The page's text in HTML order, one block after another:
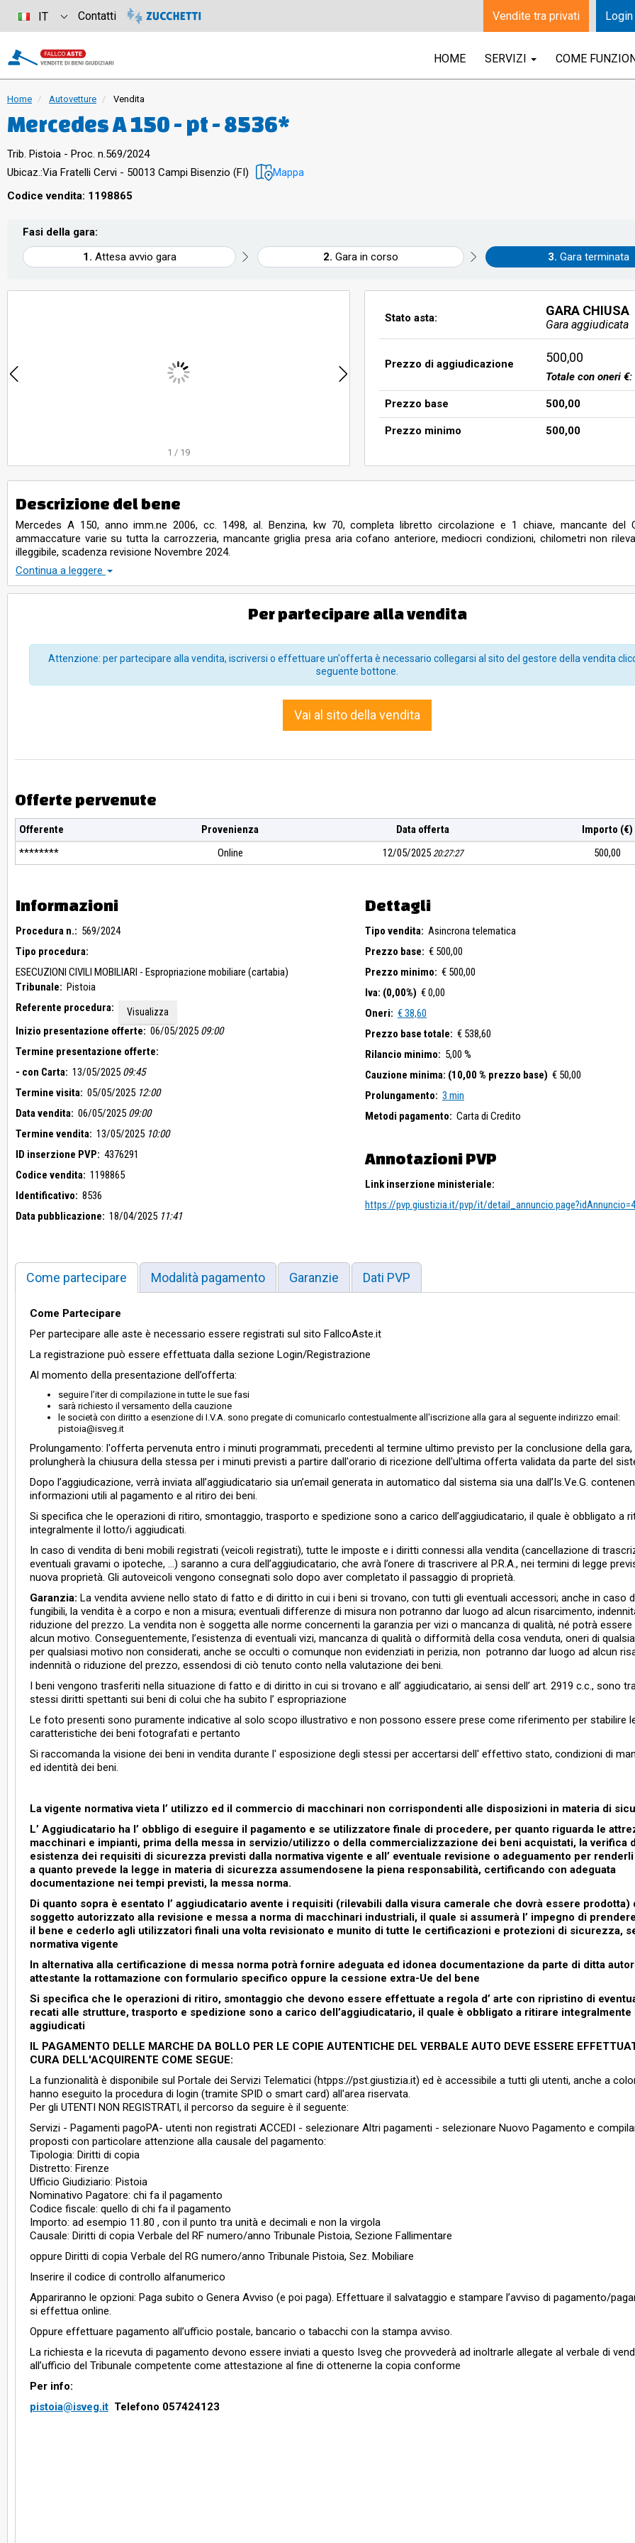
HOME SERVIZI COME
Home Autovetture Vendita
Mercedes A 150 - pt - 8536*
Trib. Pistoia - Proc. n.569/2024
Ubicaz.:Via Fratelli Cervi - 50013 Campi Bisenzio (FI) Mappa
Codice vendita: 1198865
Fasi della gara:
Attesa avvio gara
Gara in corso Gara terminata
1 / 19
Stato asta: GARA CHIUSA
Gara aggiudicata
Prezzo di aggiudicazione 500,00
Totale con oneri €:
Prezzo base 500,00
Prezzo minimo 500,00
Descrizione del bene
Mercedes A 150, anno imm.ne 2006, cc. 1498, al. Benzina, kw 70, completa libretto circolazione e 1 chiave, mancante del
ammaccature varie su tutta la carrozzeria, mancante griglia presa aria cofano anteriore, mediocri condizioni, chilometri non
illeggibile, scadenza revisione Novembre 2024.
Da visura risulta 1 trascrizione di pignoramento
L’ esposizione del bene sopra descritto sarà effettuata il giorno 06 MAGGIO dalle 9.30 alle 10.00 in Capalle (FI) Via F.lli Cervi 77/
Isveg, previo appuntamento da confermare tramite mail con Isveg di Pistoia.Si consiglia la visione dei beni durante
accertarsi dell’effettivo stato di condizione degli stessi Eventuali spese di cancellazione di trascrizioni ipotecarie,
amministrativi sono a carico dell'acquirente e per i corrispondenti costi di cancellazione è opportuno contattare
ATTESTANTE IL PASSAGGIO DI PROPRIETA’ DEL MEZZO PRESSO IL PUBBLICO REGISTRO AUTOMOBILISTICO – P.R.A. OVVERO
COMPETENTI E VIENE DEMANDATA ALL’ ACQUIRENTE OGNI RESPONSABILITA’ SUL BUON FINE DELLA PRATICA AL QUALE FA
LA CANCELLAZIONE DI EVENTUALI TRASCRIZIONI DI GRAVAMI DI QUALSIASI PROVENIENZA
per richiedere la copia autentica del verbale di vendita è a cura dell’acquirente e deve essere effettuata esclusivamente
telematica, la ricevuta di pagamento deve essere inviata successivamente a questo Isveg che provvederà ad allegare alla
Continua a leggere
Per partecipare alla vendita
Attenzione: per partecipare alla vendita, iscriversi o effettuare un'offerta è necessario collegarsi al sito del gestore della vendita
seguente bottone.
Vai al sito della vendita
Offerte pervenute
Offerente Provenienza Data offerta
Importo (€)
********
Online 12/05/2025 20:27:27 500,00
Informazioni
Procedura n.: 569/2024
Tipo procedura:
ESECUZIONI CIVILI MOBILIARI - Espropriazione mobiliare (cartabia)
Tribunale: Pistoia
Referente procedura:
Visualizza
Inizio presentazione offerte: 06/05/2025 09:00
Termine presentazione offerte:
- con Carta: 13/05/2025 09:45
Termine visita: 05/05/2025 12:00
Data vendita: 06/05/2025 09:00
Termine vendita: 13/05/2025 10:00
ID inserzione PVP: 4376291
Codice vendita: 1198865
Identificativo: 8536
Data pubblicazione: 18/04/2025 11:41
Dettagli
Tipo vendita: Asincrona telematica
Prezzo base: € 500,00
Prezzo minimo: € 500,00
Iva: (0,00%) € 0,00
Oneri: € 38,60
Prezzo base totale: € 538,60
Rilancio minimo: 5,00 %
Cauzione minima: (10,00 % prezzo base) € 50,00
Prolungamento: 3 min
Metodi pagamento: Carta di Credito
Annotazioni PVP
Link inserzione ministeriale:
https://pvp.giustizia.it/pvp/it/
Come partecipare Modalità pagamento Garanzie Dati PVP
Come Partecipare
Per partecipare alle aste è necessario essere registrati sul sito FallcoAste.it
La registrazione può essere effettuata dalla sezione Login/Registrazione
Al momento della presentazione dell’offerta:
seguire l’iter di compilazione in tutte le sue fasi
sarà richiesto il versamento della cauzione
le società con diritto a esenzione di I.V.A. sono pregate di comunicarlo contestualmente all'iscrizione alla gara al seguente indirizzo email:
pistoia@isveg.it
Prolungamento: l'offerta pervenuta entro i minuti programmati, precedenti al termine ultimo previsto per la conclusione della gara,
prolungherà la chiusura della stessa per i minuti previsti a partire dall'orario di ricezione dell'ultima offerta validata da parte del
Dopo l’aggiudicazione, verrà inviata all’aggiudicatario sia un’email generata in automatico dal sistema sia una dall’Is.Ve.G.
informazioni utili al pagamento e al ritiro dei beni.
Si specifica che le operazioni di ritiro, smontaggio, trasporto e spedizione sono a carico dell’aggiudicatario, il quale è obbligato a
integralmente il lotto/i aggiudicati.
In caso di vendita di beni mobili registrati (veicoli registrati), tutte le imposte e i diritti connessi alla vendita (cancellazione di
eventuali gravami o ipoteche, …) saranno a cura dell’aggiudicatario, che avrà l’onere di trascrivere al P.R.A., nei termini di legge
nuova proprietà. Gli autoveicoli vengono consegnati solo dopo aver completato il passaggio di proprietà.
Garanzia: La vendita avviene nello stato di fatto e di diritto in cui i beni si trovano, con tutti gli eventuali accessori; anche in caso
fungibili, la vendita è a corpo e non a misura; eventuali differenze di misura non potranno dar luogo ad alcun risarcimento,
riduzione del prezzo. La vendita non è soggetta alle norme concernenti la garanzia per vizi o mancanza di qualità, né potrà
alcun motivo. Conseguentemente, l’esistenza di eventuali vizi, mancanza di qualità o difformità della cosa venduta, oneri di
per qualsiasi motivo non considerati, anche se occulti o comunque non evidenziati in perizia, non potranno dar luogo ad alcun
indennità o riduzione del prezzo, essendosi di ciò tenuto conto nella valutazione dei beni.
I beni vengono trasferiti nella situazione di fatto e di diritto in cui si trovano e all’ aggiudicatario, ai sensi dell’ art. 2919 c.c., sono
stessi diritti spettanti sui beni di colui che ha subito l’ espropriazione
Le foto presenti sono puramente indicative al solo scopo illustrativo e non possono essere prese come riferimento per stabilire
caratteristiche dei beni fotografati e pertanto
Si raccomanda la visione dei beni in vendita durante l' esposizione degli stessi per accertarsi dell' effettivo stato, condizioni di
ed identità dei beni.
La vigente normativa vieta l’ utilizzo ed il commercio di macchinari non corrispondenti alle disposizioni in materia di
L’ Aggiudicatario ha l’ obbligo di eseguire il pagamento e se utilizzatore finale di procedere, per quanto riguarda le
macchinari e impianti, prima della messa in servizio/utilizzo o della commercializzazione dei beni acquistati, la verifica
esistenza dei requisiti di sicurezza previsti dalla normativa vigente e all’ eventuale revisione o adeguamento per
a quanto prevede la legge in materia di sicurezza assumendosene la piena responsabilità, certificando con adeguata
documentazione nei tempi previsti, la messa norma.
Di quanto sopra è esentato l’ aggiudicatario avente i requisiti (rilevabili dalla visura camerale che dovrà essere prodotta)
soggetto autorizzato alla revisione e messa a norma di macchinari industriali, il quale si assumerà l’ impegno di
il bene e cederlo agli utilizzatori finali una volta revisionato e munito di tutte le certificazioni e protezioni di sicurezza,
normativa vigente
In alternativa alla certificazione di messa norma potrà fornire adeguata ed idonea documentazione da parte di ditta
attestante la rottamazione con formulario specifico oppure la cessione extra-Ue del bene
Si specifica che le operazioni di ritiro, smontaggio che devono essere effettuate a regola d’ arte con ripristino di
recati alle strutture, trasporto e spedizione sono a carico dell’aggiudicatario, il quale è obbligato a ritirare
aggiudicati
IL PAGAMENTO DELLE MARCHE DA BOLLO PER LE COPIE AUTENTICHE DEL VERBALE AUTO DEVE ESSERE
CURA DELL'ACQUIRENTE COME SEGUE:
La funzionalità è disponibile sul Portale dei Servizi Telematici (htpps://pst.giustizia.it) ed è accessibile a tutti gli utenti, anche a
hanno eseguito la procedura di login (tramite SPID o smart card) all'area riservata.
Per gli UTENTI NON REGISTRATI, il percorso da seguire è il seguente:
Servizi - Pagamenti pagoPA- utenti non registrati ACCEDI - selezionare Altri pagamenti - selezionare Nuovo Pagamento e
proposti con particolare attenzione alla causale del pagamento:
Tipologia: Diritti di copia
Distretto: Firenze
Ufficio Giudiziario: Pistoia
Nominativo Pagatore: chi fa il pagamento
Codice fiscale: quello di chi fa il pagamento
Importo: ad esempio 11.80 , con il punto tra unità e decimali e non la virgola
Causale: Diritti di copia Verbale del RF numero/anno Tribunale Pistoia, Sezione Fallimentare
oppure Diritti di copia Verbale del RG numero/anno Tribunale Pistoia, Sez. Mobiliare
Inserire il codice di controllo alfanumerico
Appariranno le opzioni: Paga subito o Genera Avviso (e poi paga). Effettuare il salvataggio e stampare l’avviso di pagamento/
si effettua online.
Oppure effettuare pagamento all’ufficio postale, bancario o tabacchi con la stampa avviso.
La richiesta e la ricevuta di pagamento devono essere inviati a questo Isveg che provvederà ad inoltrarle allegate al verbale di
all’ufficio del Tribunale competente come attestazione al fine di ottenerne la copia conforme
Per info:
pistoia@isveg.it Telefono 057424123
IT Contatti Vendite tra privati